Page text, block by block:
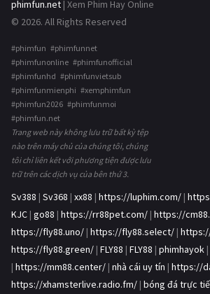
phimfun.net | Xem Phim Hay Online
© 2026. All Rights Reserved
#phimfun #phimfunnet
#phimfunonline #phimfunofficial
#phimfunhd #phimfunvietsub
#phimfunmienphi #xemphimfun
#phimfun2026 #phimfunmoi
#phimfun.net
Trang web này không lưu trữ bất kỳ tệp
nào trên máy chủ của chúng tôi, chúng
tôi chỉ liên kết với phương tiện được lưu
trữ trên các dịch vụ của bên thứ 3.
Sv388 | Sv368 | xx88 | https://luphim.com/ |
KJC | go88 | https://rr88pet.com/ | https://
https://fly88.uno/ | https://fly88.select/ |
https://fly88.green/ | FLY88 | FLY88 | phimhayok |
| https://mm88.center/ | nhà cái uy tín | https://
https://xhamsterlive.radio.fm/ | bóng đá trực